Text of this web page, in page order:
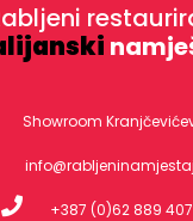
Showroom
+387 (0)62 889 407